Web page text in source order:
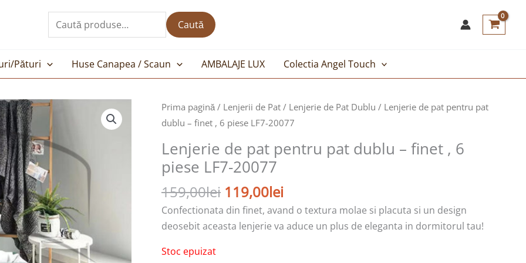
după:
Caută
Pături Huse Canapea / Scaun AMBALAJE LUX Colectia Angel Touch
Prima pagină/ Lenjerii de Pat/ Lenjerie de Pat Dublu / Lenjerie de pat pentru pat
dublu – finet , 6 piese LF7-20077
Lenjerie de pat pentru pat dublu – finet , 6
piese LF7-20077
159,00lei
Prețul
inițial
a
fost:
159,00lei.
119,00lei
Prețul
curent
119,00lei.
Confectionata din finet, avand o textura molae si placuta si un design
deosebit aceasta lenjerie va aduce un plus de eleganta in dormitorul tau!
Stoc epuizat